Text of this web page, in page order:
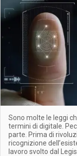
Sono molte le leggi
termini di digitale.
parte. Prima di
ricognizione
lavoro svolto dal